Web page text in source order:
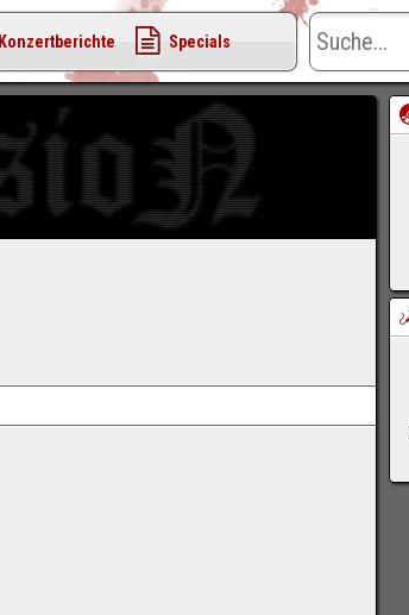
Konzertberichte Specials